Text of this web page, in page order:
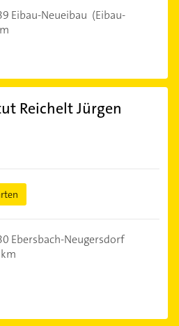
Eibau-Neueibau (Eibau-
Reichelt Jürgen
Ebersbach-Neugersdorf